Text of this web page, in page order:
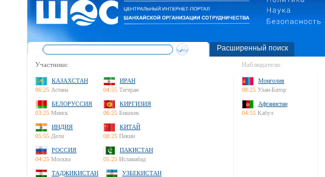
Расширенный поиск
Участники:
КАЗАХСТАН
06:25 Астана
ИРАН
04:55 Тегеран
БЕЛОРУССИЯ
03:25 Минск
КИРГИЗИЯ
06:25 Бишкек
ИНДИЯ
05:55 Дели
КИТАЙ
08:25 Пекин
РОССИЯ
04:25 Москва
ПАКИСТАН
05:25 Исламабад
ТАДЖИКИСТАН
УЗБЕКИСТАН
Наблюдатели:
Монголия
08:25 Улан-Батор
Афганистан
04:55 Кабул